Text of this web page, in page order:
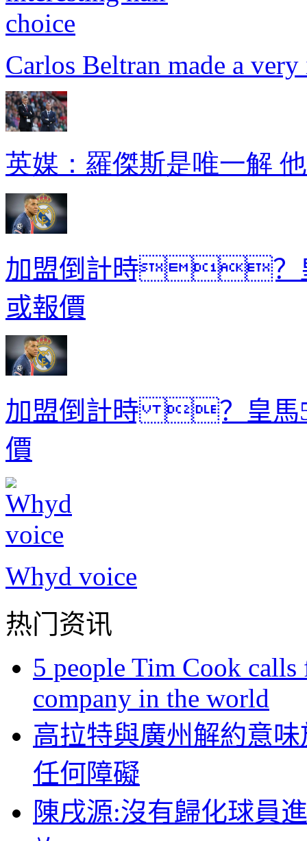
Carlos Beltran made a
英媒：羅傑斯是唯一
加盟倒計時？皇
或報價
加盟倒計時 ？皇馬
價
Whyd voice
热门资讯
5 people Tim Cook
company in the world
高拉特與廣州解約意
任何障礙
陳戌源:沒有歸化球員